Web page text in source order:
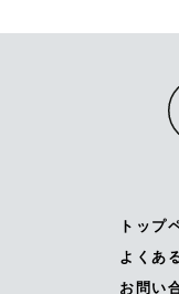
トップ
よくあ
お問い